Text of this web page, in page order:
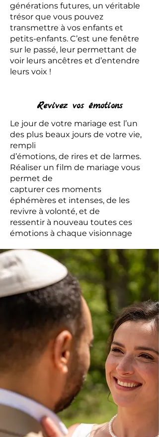
générations futures, un véritable
trésor que vous pouvez
transmettre à vos enfants et
petits-enfants. C’est une fenêtre
sur le passé, leur permettant de
voir leurs ancêtres et d’entendre
leurs voix !
Revivez vos émotions
Le jour de votre mariage est l’un
des plus beaux jours de votre vie,
rempli
d’émotions, de rires et de larmes.
Réaliser un film de mariage vous
permet de
capturer ces moments
éphémères et intenses, de les
revivre à volonté, et de
ressentir à nouveau toutes ces
émotions à chaque visionnage